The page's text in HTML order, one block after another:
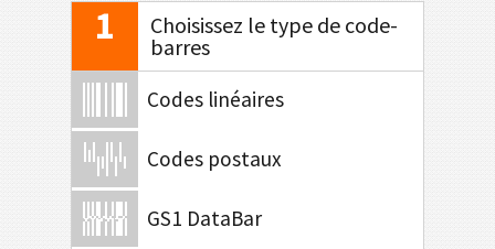
1
Choisissez le type de code-
barres
Codes linéaires
Codes postaux
GS1 DataBar